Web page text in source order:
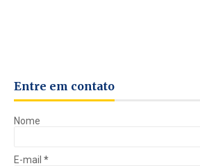
Entre em contato
Nome
E-mail *